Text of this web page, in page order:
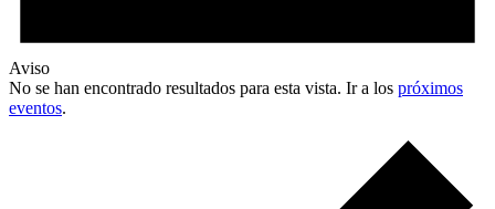
Aviso
No se han encontrado resultados para esta vista. Ir a los próximos
eventos.